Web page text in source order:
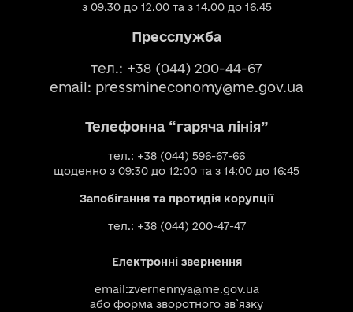
з 09.30 до 12.00 та з 14.00 до 16.45
Пресслужба
тел.: +38 (044) 200-44-67
email: pressmineconomy@me.gov.ua
Телефонна “гаряча лінія”
тел.: +38 (044) 596-67-66
щоденно з 09:30 до 12:00 та з 14:00 до 16:45
Запобігання та протидія корупції
тел.: +38 (044) 200-47-47
Електронні звернення
email:zvernennya@me.gov.ua
або форма зворотного зв`язку